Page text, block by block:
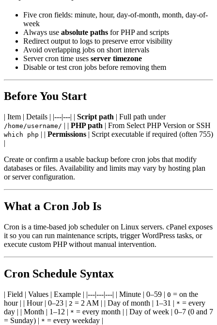
Five cron fields: minute, hour, day-of-month, month, day-of-
week
Always use absolute paths for PHP and scripts
Redirect output to logs to preserve error visibility
Avoid overlapping jobs on short intervals
Server cron time uses server timezone
Disable or test cron jobs before removing them
Before You Start
| Item | Details | |---|---| | Script path | Full path under
/home/username/ | | PHP path | From Select PHP Version or SSH
which php | | Permissions | Script executable if required (often 755)
|
Create or confirm a usable backup before cron jobs that modify
databases or files. Availability and limits may vary by hosting plan
or server configuration.
What a Cron Job Is
Cron is a time-based job scheduler on Linux servers. cPanel exposes
it so you can run maintenance scripts, trigger WordPress tasks, or
execute custom PHP without manual intervention.
Cron Schedule Syntax
| Field | Values | Example | |---|---|---| | Minute | 0–59 | 0 = on the
hour | | Hour | 0–23 | 2 = 2 AM | | Day of month | 1–31 | * = every
day | | Month | 1–12 | * = every month | | Day of week | 0–7 (0 and 7
= Sunday) | * = every weekday |